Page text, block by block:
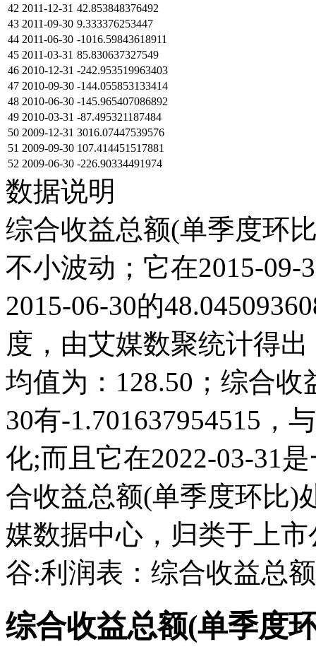
42 2011-12-31 42.853848376492
43 2011-09-30 9.333376253447
44 2011-06-30 -1016.59843618911
45 2011-03-31 85.830637327549
46 2010-12-31 -242.953519963403
47 2010-09-30 -144.055853133414
48 2010-06-30 -145.965407086892
49 2010-03-31 -87.495321187484
50 2009-12-31 3016.07447539576
51 2009-09-30 107.414451517881
52 2009-06-30 -226.90334491974
数据说明
综合收益总额(单季度环
不小波动；它在2015-09-
2015-06-30的
度，由艾媒数聚统计得
均值为：128.50；综合
30有-1.701637954515，
化;而且它在2022-03-31
合收益总额(单季度环比)
媒数据中心，归类于上
谷:利润表：综合收益总
综合收益总额(单季度